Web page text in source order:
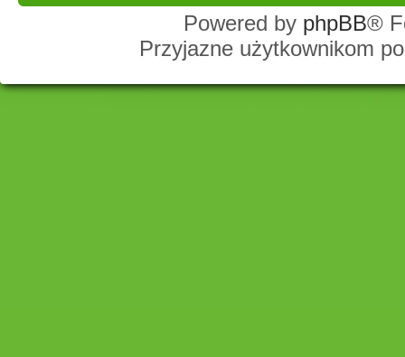
Powered by phpBB®
Przyjazne użytkownikom